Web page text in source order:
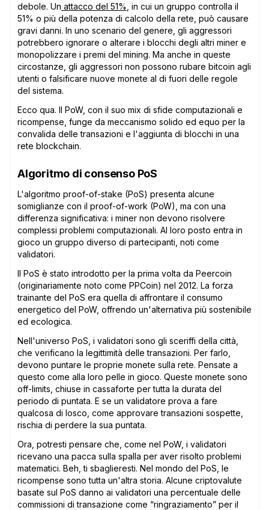
debole. Un attacco del 51% , in cui un gruppo controlla il
51% o più della potenza di calcolo della rete, può causare
gravi danni. In uno scenario del genere, gli aggressori
potrebbero ignorare o alterare i blocchi degli altri miner e
monopolizzare i premi del mining. Ma anche in queste
circostanze, gli aggressori non possono rubare bitcoin agli
utenti o falsificare nuove monete al di fuori delle regole
del sistema.
Ecco qua. Il PoW, con il suo mix di sfide computazionali e
ricompense, funge da meccanismo solido ed equo per la
convalida delle transazioni e l'aggiunta di blocchi in una
rete blockchain.
Algoritmo di consenso PoS
L'algoritmo proof-of-stake (PoS) presenta alcune
somiglianze con il proof-of-work (PoW), ma con una
differenza significativa: i miner non devono risolvere
complessi problemi computazionali. Al loro posto entra in
gioco un gruppo diverso di partecipanti, noti come
validatori.
Il PoS è stato introdotto per la prima volta da Peercoin
(originariamente noto come PPCoin) nel 2012. La forza
trainante del PoS era quella di affrontare il consumo
energetico del PoW, offrendo un'alternativa più sostenibile
ed ecologica.
Nell'universo PoS, i validatori sono gli sceriffi della città,
che verificano la legittimità delle transazioni. Per farlo,
devono puntare le proprie monete sulla rete. Pensate a
questo come alla loro pelle in gioco. Queste monete sono
off-limits, chiuse in cassaforte per tutta la durata del
periodo di puntata. E se un validatore prova a fare
qualcosa di losco, come approvare transazioni sospette,
rischia di perdere la sua puntata.
Ora, potresti pensare che, come nel PoW, i validatori
ricevano una pacca sulla spalla per aver risolto problemi
matematici. Beh, ti sbaglieresti. Nel mondo del PoS, le
ricompense sono tutta un'altra storia. Alcune criptovalute
basate sul PoS danno ai validatori una percentuale delle
commissioni di transazione come “ringraziamento” per il